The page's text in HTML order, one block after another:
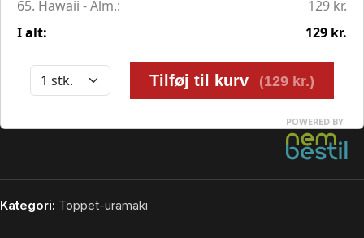
Kategori: Toppet-uramaki